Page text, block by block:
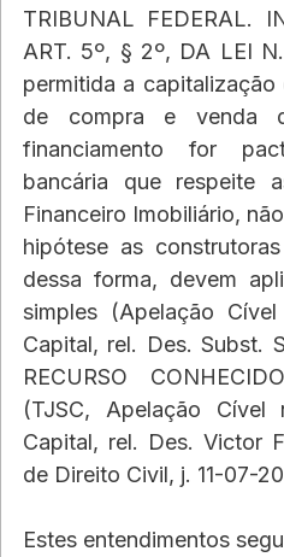
TRIBUNAL FEDERAL.
ART. 5º, § 2º, DA LEI
permitida a
de compra e venda
financiamento for
bancária que respeite
Financeiro Imobiliário,
hipótese as
dessa forma, devem
simples (Apelação
Capital, rel. Des. Subst.
RECURSO
(TJSC, Apelação Cível
Capital, rel. Des. Victor
de Direito Civil, j. 11-07-
Estes entendimentos